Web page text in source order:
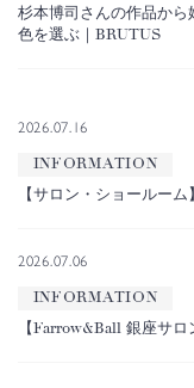
杉本博司さんの作品か
色を選ぶ｜BRUTUS
2026.07.16
INFORMATION
【サロン・ショールー
2026.07.06
INFORMATION
【Farrow&Ball 銀座サ